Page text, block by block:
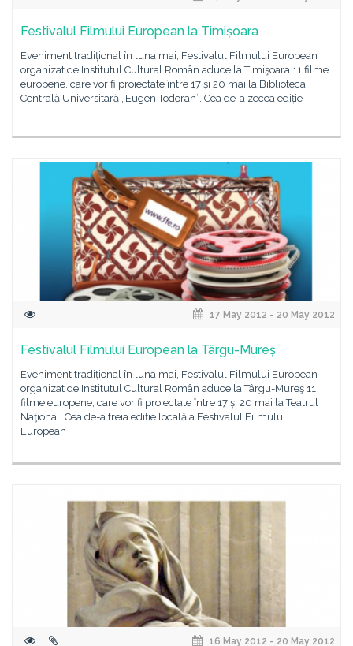
Festivalul Filmului European la Timișoara
Eveniment tradițional în luna mai, Festivalul Filmului European
organizat de Institutul Cultural Român aduce la Timişoara 11 filme
europene, care vor fi proiectate între 17 și 20 mai la Biblioteca
Centrală Universitară „Eugen Todoran“. Cea de-a zecea ediție
17 May 2012 - 20 May 2012
Festivalul Filmului European la Târgu-Mureș
Eveniment tradițional în luna mai, Festivalul Filmului European
organizat de Institutul Cultural Român aduce la Târgu-Mureş 11
filme europene, care vor fi proiectate între 17 și 20 mai la Teatrul
Naţional. Cea de-a treia ediție locală a Festivalul Filmului
European
16 May 2012 - 20 May 2012